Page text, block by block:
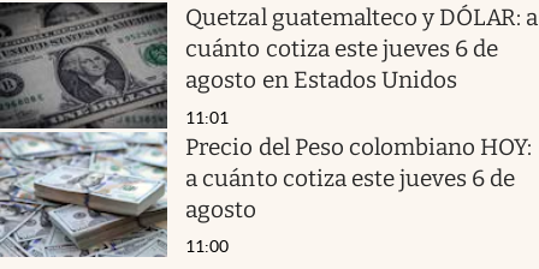
Quetzal guatemalteco y DÓLAR: a
cuánto cotiza este jueves 6 de
agosto en Estados Unidos
11:01
Precio del Peso colombiano HOY:
a cuánto cotiza este jueves 6 de
agosto
11:00